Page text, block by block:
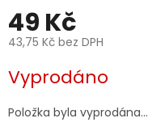
49 Kč
43,75 Kč bez DPH
cena:
Vyprodáno
Položka byla vyprodána…